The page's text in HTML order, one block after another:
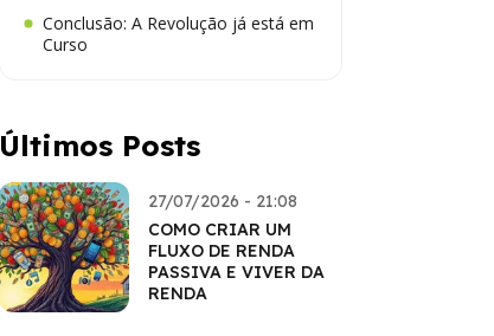
Conclusão: A Revolução já está em
Curso
Últimos Posts
27/07/2026 - 21:08
COMO CRIAR UM
FLUXO DE RENDA
PASSIVA E VIVER DA
RENDA